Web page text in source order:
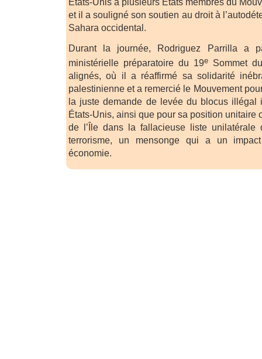
et il a souligné son soutien au droit à
Sahara occidental.
Durant la journée, Rodriguez Parrilla a
ministérielle préparatoire du 19e Sommet
alignés, où il a réaffirmé sa solidarité
palestinienne et a remercié le Mouvement
la juste demande de levée du blocus illégal
États-Unis, ainsi que pour sa position unitaire
de l’Île dans la fallacieuse liste unilatérale
terrorisme, un mensonge qui a un
économie.